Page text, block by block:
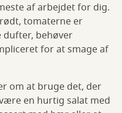
af arbejdet for dig.
tomaterne er
behøver
for at smage af
om at bruge det, der
en hurtig salat med